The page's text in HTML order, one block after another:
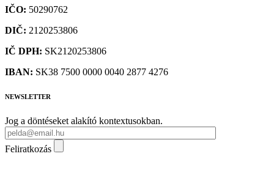
IČO: 50290762
DIČ: 2120253806
IČ DPH: SK2120253806
IBAN: SK38 7500 0000 0040 2877 4276
NEWSLETTER
Jog a döntéseket alakító kontextusokban.
Feliratkozás